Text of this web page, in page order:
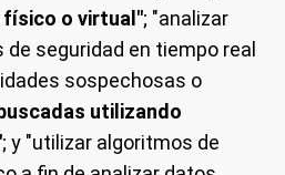
físico o virtual"; "analizar
seguridad en tiempo real
sospechosas o
utilizando
; y "utilizar algoritmos de